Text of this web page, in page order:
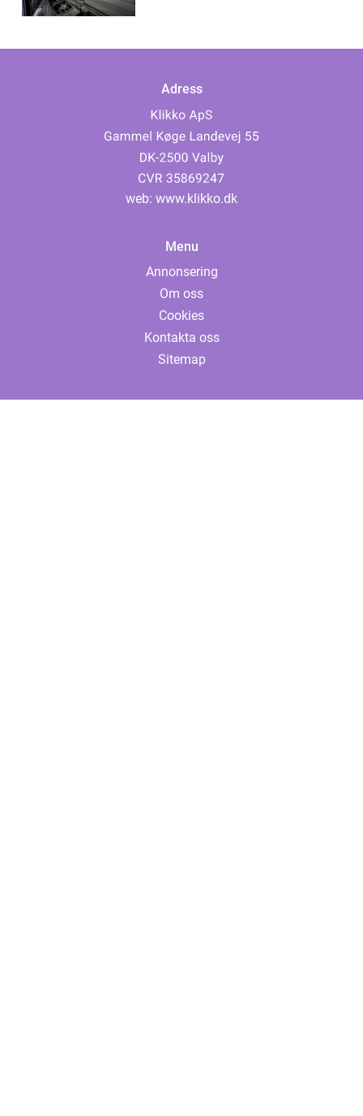
Adress
web: www.klikko.dk
Menu
Annonsering
Om oss
Cookies
Kontakta oss
Sitemap